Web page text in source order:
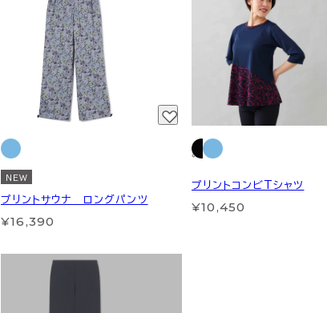
NEW
プリントサウナ ロングパンツ
¥16,390
プリントコンビTシャツ
¥10,450